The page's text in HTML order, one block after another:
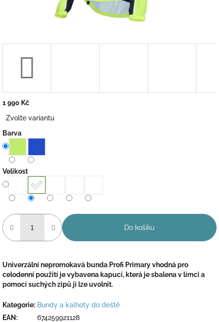
1 990 Kč
cena:
Zvolte variantu
Barva
Velikost
Do košíku
Univerzální nepromokavá bunda Profi Primary vhodná pro
celodenní použití je vybavena kapucí, která je sbalena v límci a
pomocí suchých zipů ji lze uvolnit.
Kategorie: Bundy a kalhoty do deště
EAN : 674259921128